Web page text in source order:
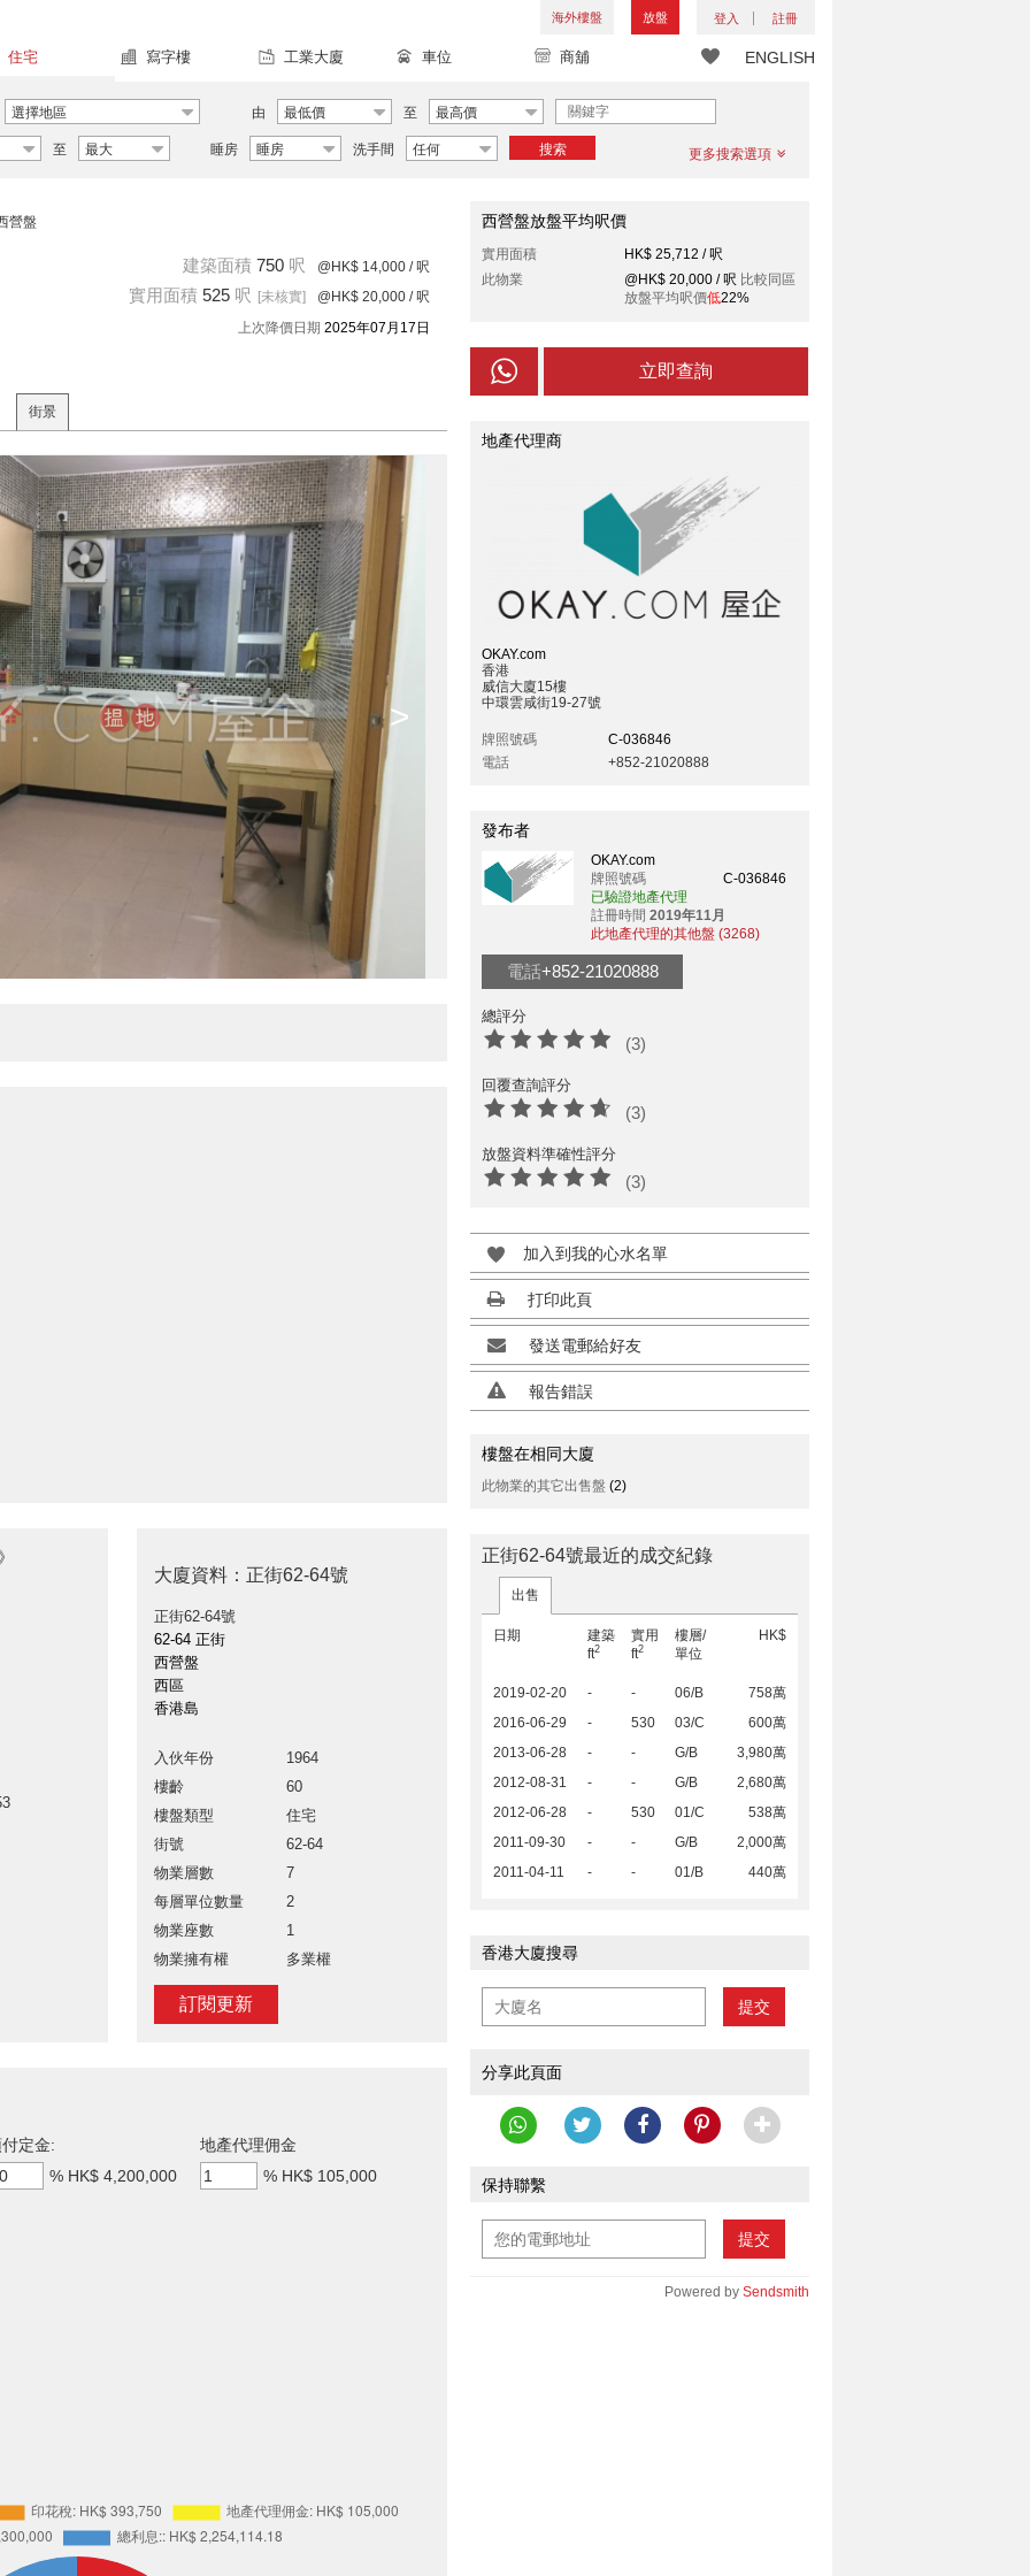
海外樓盤 放盤 登入 註冊
ENGLISH
住宅 寫字樓 工業大廈 車位 商舖
選擇地區 由 最低價 至 最高價
至 最大 睡房 睡房 洗手間 任何 搜索 更多搜索選項
營盤
建築面積 750 呎 @HK$ 14,000 / 呎
實用面積 525 呎 [未核實] @HK$ 20,000 / 呎
上次降價日期 2025年07月17日
街景
>
大廈資料：正街62-64號
正街62-64號
62-64 正街
西營盤
西區
香港島
入伙年份
1964
樓齡
60
樓盤類型
住宅
街號
62-64
物業層數
7
每層單位數量
2
物業座數
1
物業擁有權
多業權
訂閱更新
西營盤放盤平均呎價
實用面積
HK$ 25,712 / 呎
此物業
@HK$ 20,000 / 呎 比較同區
放盤平均呎價低22%
立即查詢
地產代理商
OKAY.com
香港
威信大廈15樓
中環雲咸街19-27號
牌照號碼
C-036846
電話
+852-21020888
發布者
OKAY.com
牌照號碼
C-036846
已驗證地產代理
註冊時間 2019年11月
此地產代理的其他盤 (3268)
電話+852-21020888
總評分
(3)
回覆查詢評分
(3)
放盤資料準確性評分
(3)
加入到我的心水名單
打印此頁
發送電郵給好友
報告錯誤
樓盤在相同大廈
此物業的其它出售盤 (2)
正街62-64號最近的成交紀錄
出售
日期
建築
ft2
實用
ft2
樓層/
單位
HK$
2019-02-20 - - 06/B
758萬
2016-06-29
- 530 03/C
600萬
2013-06-28
- - G/B
3,980萬
2012-08-31
- - G/B
2,680萬
2012-06-28
- 530 01/C
538萬
2011-09-30
- - G/B
2,000萬
2011-04-11
- - 01/B 440萬
香港大廈搜尋
提交
分享此頁面
保持聯繫
提交
Powered by Sendsmith
定金:
% HK$ 4,200,000
地產代理佣金
% HK$ 105,000